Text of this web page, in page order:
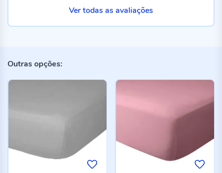
Ver todas as avaliações
Outras opções: